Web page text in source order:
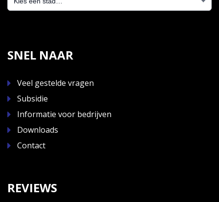
SNEL NAAR
Veel gestelde vragen
Subsidie
Informatie voor bedrijven
Downloads
Contact
REVIEWS